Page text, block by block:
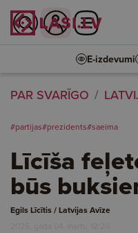
E-izdevumi
PAR SVARĪGO
#partijas#prezidents#saeima
Līcīša
būs
Egils Līcītis / Latvijas Avīze
2025. gada 04. marts, 12:20